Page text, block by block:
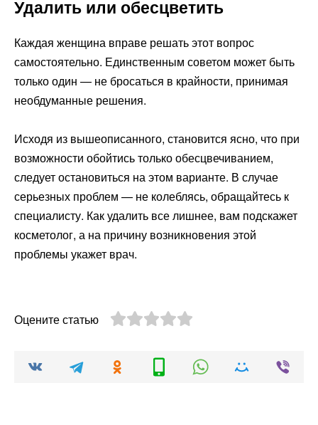
Удалить или обесцветить
Каждая женщина вправе решать этот вопрос
самостоятельно. Единственным советом может быть
только один — не бросаться в крайности, принимая
необдуманные решения.
Исходя из вышеописанного, становится ясно, что при
возможности обойтись только обесцвечиванием,
следует остановиться на этом варианте. В случае
серьезных проблем — не колеблясь, обращайтесь к
специалисту. Как удалить все лишнее, вам подскажет
косметолог, а на причину возникновения этой
проблемы укажет врач.
Оцените статью